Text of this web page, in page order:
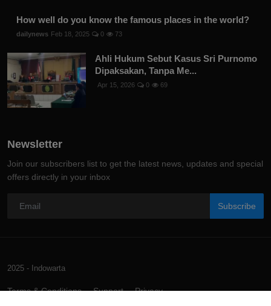
How well do you know the famous places in the world?
dailynews Feb 18, 2025 0 73
Ahli Hukum Sebut Kasus Sri Purnomo
Dipaksakan, Tanpa Me...
Apr 15, 2026 0 69
Newsletter
Join our subscribers list to get the latest news, updates and special
offers directly in your inbox
Subscribe
2025 - Indowarta
Terms & Conditions Support Privacy